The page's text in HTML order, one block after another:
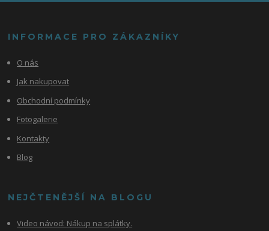
INFORMACE PRO ZÁKAZNÍKY
O nás
Jak nakupovat
Obchodní podmínky
Fotogalerie
Kontakty
Blog
NEJČTENĚJŠÍ NA BLOGU
Video návod: Nákup na splátky.